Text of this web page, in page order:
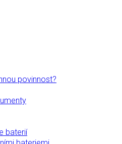
povinnost?
baterií